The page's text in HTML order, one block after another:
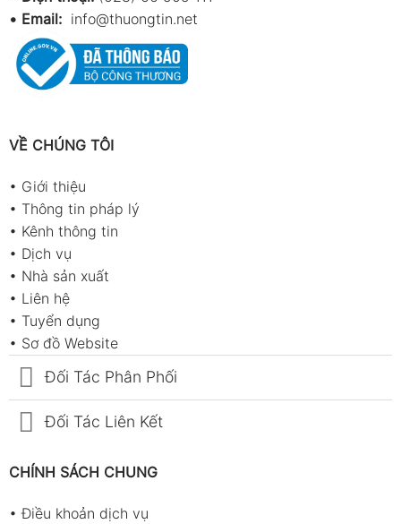
• Email: info@thuongtin.net
VỀ CHÚNG TÔI
• Giới thiệu
• Thông tin pháp lý
• Kênh thông tin
• Dịch vụ
• Nhà sản xuất
• Liên hệ
• Tuyển dụng
• Sơ đồ Website
Đối Tác Phân Phối
Đối Tác Liên Kết
CHÍNH SÁCH CHUNG
•Điều khoản dịch vụ